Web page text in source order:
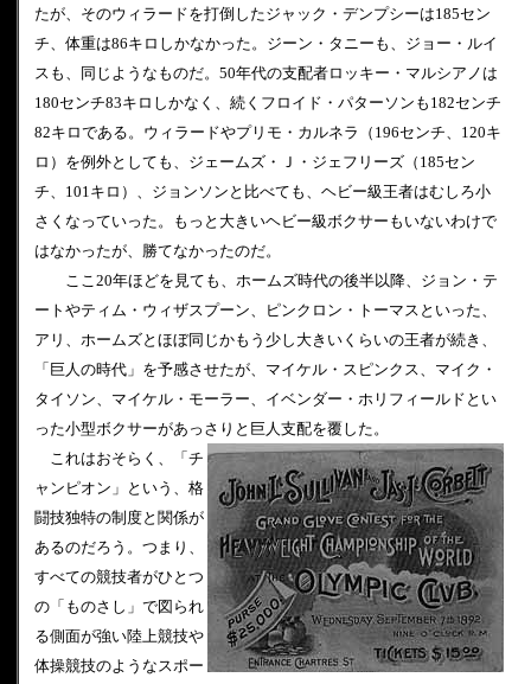
たが、そのウィラードを打倒したジャック・デンプシーは185セン
チ、体重は86キロしかなかった。ジーン・タニーも、ジョー・ルイ
スも、同じようなものだ。50年代の支配者ロッキー・マルシアノは
180センチ83キロしかなく、続くフロイド・パターソンも182センチ
82キロである。ウィラードやプリモ・カルネラ（196センチ、120キ
ロ）を例外としても、ジェームズ・Ｊ・ジェフリーズ（185セン
チ、101キロ）、ジョンソンと比べても、ヘビー級王者はむしろ小
さくなっていった。もっと大きいヘビー級ボクサーもいないわけで
はなかったが、勝てなかったのだ。
ここ20年ほどを見ても、ホームズ時代の後半以降、ジョン・テ
ートやティム・ウィザスプーン、ピンクロン・トーマスといった、
アリ、ホームズとほぼ同じかもう少し大きいくらいの王者が続き、
「巨人の時代」を予感させたが、マイケル・スピンクス、マイク・
タイソン、マイケル・モーラー、イベンダー・ホリフィールドとい
った小型ボクサーがあっさりと巨人支配を覆した。
これはおそらく、「チ
ャンピオン」という、格
闘技独特の制度と関係が
あるのだろう。つまり、
すべての競技者がひとつ
の「ものさし」で図られ
る側面が強い陸上競技や
体操競技のようなスポー